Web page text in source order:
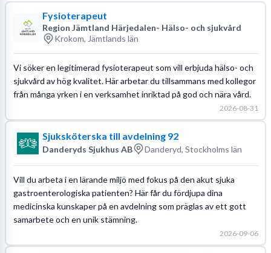
Fysioterapeut
Region Jämtland Härjedalen- Hälso- och sjukvård
Krokom, Jämtlands län
Vi söker en legitimerad fysioterapeut som vill erbjuda hälso- och
sjukvård av hög kvalitet. Här arbetar du tillsammans med kollegor
från många yrken i en verksamhet inriktad på god och nära vård.
2026-08-31
Sjuksköterska till avdelning 92
Danderyds Sjukhus AB Danderyd, Stockholms län
Vill du arbeta i en lärande miljö med fokus på den akut sjuka
gastroenterologiska patienten? Här får du fördjupa dina
medicinska kunskaper på en avdelning som präglas av ett gott
samarbete och en unik stämning.
2026-09-06